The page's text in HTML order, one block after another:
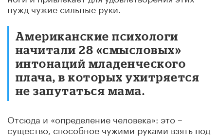
нужд чужие сильные руки.
Американские психологи
начитали 28 «смысловых»
интонаций младенческого
плача, в которых ухитряется
не запутаться мама.
Отсюда и «определение человека»: это –
существо, способное чужими руками взять под